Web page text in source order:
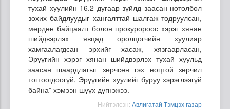
тухай хуулийн 16.2 дугаар зүйлд заасан нотолбол
зохих байдлуудыг хангалттай шалгаж тодруулсан,
мөрдөн байцаалт болон прокуророос хэрэг хянан
шийдвэрлэх явцад оролцогчийн хуулиар
хамгаалагдсан эрхийг хасаж, хязгаарласан,
Эрүүгийн хэрэг хянан шийдвэрлэх тухай хуульд
заасан шаардлагыг зөрчсөн гэх ноцтой зөрчил
тогтоогдоогүй, Эрүүгийн хуулийг буруу хэрэглээгүй
байна” хэмээн шүүх дүгнэжээ.
Нийтэлсэн: Авлигатай Тэмцэх газар